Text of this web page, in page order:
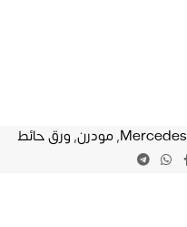
Mercedes
,مودرن, ورق حائط